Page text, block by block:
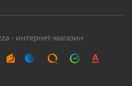
- интернет-магазин